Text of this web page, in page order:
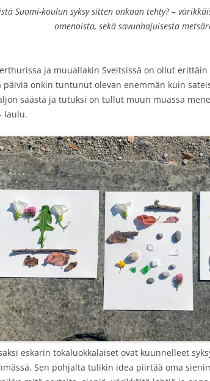
Suomi-koulun syksy sitten onkaan tehty? –
omenoista, sekä savunhajuisesta
ja muuallakin Sveitsissä on ollut erittäin
päiviä onkin tuntunut olevan enemmän kuin
säästä ja tutuksi on tullut muun muassa
laulu.
eskarin tokaluokkalaiset ovat kuunnelleet
Sen pohjalta tulikin idea piirtää oma